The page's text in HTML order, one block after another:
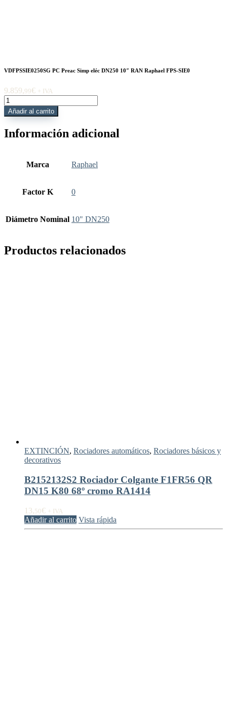
VDFPSSIE0250SG PC Preac Simp eléc DN250 10″ RAN Raphael FPS-SIE0
9.859,99€ + IVA
VDFPSSIE0250SG
PC
Preac
eléc
Añadir al carrito
Información adicional
Marca Raphael
Factor K 0
Diámetro Nominal 10" DN250
Productos relacionados
EXTINCIÓN, Rociadores automáticos, Rociadores básicos y
decorativos
B2152132S2 Rociador Colgante F1FR56 QR
DN15 K80 68º cromo RA1414
13,50€ + IVA
Añadir al carrito Vista rápida